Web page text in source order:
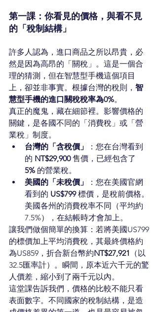
第一課：你看見的價格，與看不見
的「稅制結構」
許多人認為，進口商品之所以昂貴，必
然是因為高昂的「關稅」。這是一個合
理的猜測，但在智慧型手機這個項目
上，卻並非事實。根據台灣的稅則， 智
慧型手機的進口關稅稅率為0%。
真正的魔鬼，藏在細節裡。影響價格的
關鍵，是各國不同的「消費稅」或「營
業稅」制度。
台灣的「含稅價」
：您在台灣看到
的 NT$29,900 售價，已經包含了
5% 的營業稅。
美國的「未稅價」
：您在美國官網
看到的 US$799 標價，是稅前價格。
美國各州的消費稅率不同（平均約
7.5%），在結帳時才會加上。
讓我們做個簡單的換算：若將美國US799
的標價加上平均消費稅，其最終價格約
為US859，折合新台幣約NT$27,921
（以
32.5匯率計）。瞬間，原本近六千元的驚
人價差，縮小到了兩千元以內。
這堂課告訴我們，價格的比較不能只看
表面數字。不同國家的稅制結構，是造